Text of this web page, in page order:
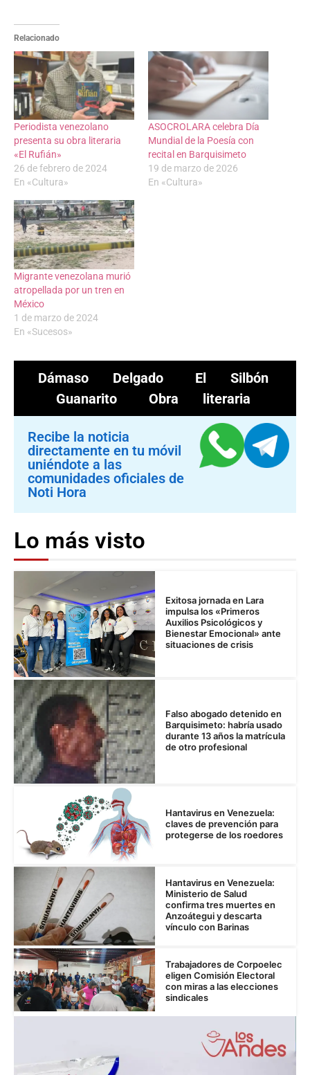
Relacionado
Periodista venezolano
presenta su obra literaria
«El Rufián»
26 de febrero de 2024
En «Cultura»
ASOCROLARA celebra Día
Mundial de la Poesía con
recital en Barquisimeto
19 de marzo de 2026
En «Cultura»
Migrante venezolana murió
atropellada por un tren en
México
1 de marzo de 2024
En «Sucesos»
Dámaso Delgado
El Silbón
Guanarito
Obra literaria
Recibe la noticia
directamente en tu móvil
uniéndote a las
comunidades oficiales de
Noti Hora
Lo más visto
Exitosa jornada en Lara
impulsa los «Primeros
Auxilios Psicológicos y
Bienestar Emocional» ante
situaciones de crisis
Falso abogado detenido en
Barquisimeto: habría usado
durante 13 años la matrícula
de otro profesional
Hantavirus en Venezuela:
claves de prevención para
protegerse de los roedores
Hantavirus en Venezuela:
Ministerio de Salud
confirma tres muertes en
Anzoátegui y descarta
vínculo con Barinas
Trabajadores de Corpoelec
eligen Comisión Electoral
con miras a las elecciones
sindicales